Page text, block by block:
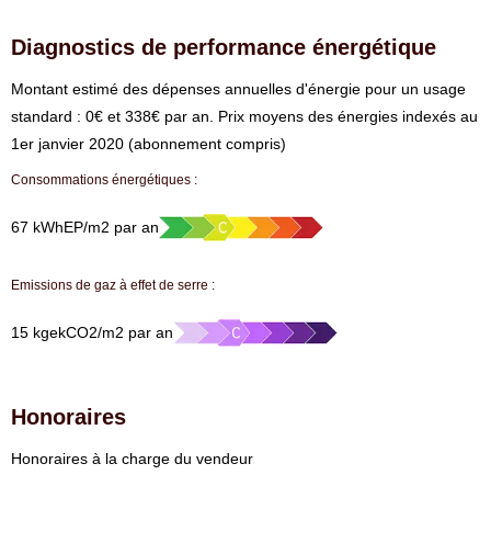
Diagnostics de performance énergétique
⁠Montant estimé des dépenses annuelles d'énergie pour un usage
standard : 0€ et 338€ par an. Prix moyens des énergies indexés au
1er janvier 2020 (abonnement compris)
Consommations énergétiques :
67 kWhEP/m2 par an
Emissions de gaz à effet de serre :
15 kgekCO2/m2 par an
Honoraires
Honoraires à la charge du vendeur